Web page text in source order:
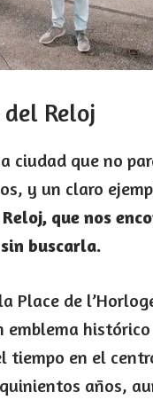
Reloj
ciudad que no
y un claro
que nos
buscarla.
Place de
emblema
tiempo en el
años,